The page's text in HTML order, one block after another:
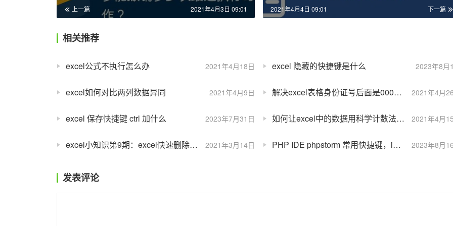
上一篇 2021年4月3日 09:01 下一篇
2021年4月4日 09:01
相关推荐
2021年4月18日
excel公式不执行怎么办 2023年8月
excel 隐藏的快捷键是什么
2021年4月9日
excel如何对比两列数据异同 2021年4月
解决excel表格身份证号后面是000的问题
2023年7月31日
excel 保存快捷键 ctrl 加什么 2021年4月
如何让excel中的数据用科学计数法显示？
2021年3月14日
excel小知识第9期：excel快速删除表格边框线 2023年8月
PHP IDE phpstorm 常用快捷键，idephpstorm
发表评论